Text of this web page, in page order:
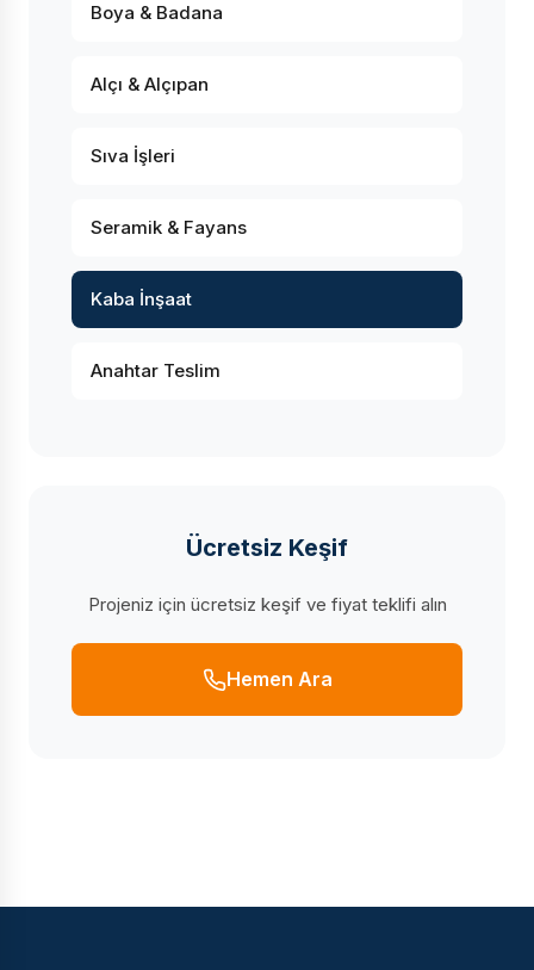
Boya & Badana
Alçı & Alçıpan
Sıva İşleri
Seramik & Fayans
Kaba İnşaat
Anahtar Teslim
Ücretsiz Keşif
Projeniz için ücretsiz keşif ve fiyat teklifi alın
Hemen Ara